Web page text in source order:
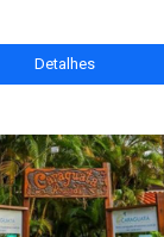
Detalhes